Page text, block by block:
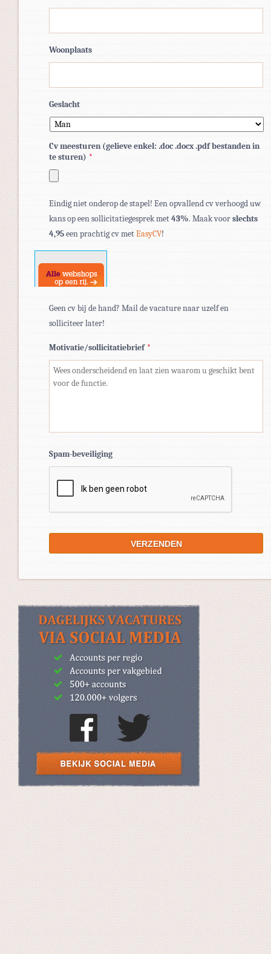
Woonplaats
Geslacht
Cv meesturen (gelieve enkel: .doc .docx .pdf bestanden in
te sturen) *
bestandstypen:
pdf,
doc,
docx.
Eindig niet onderop de stapel! Een opvallend cv verhoogd uw
kans op een sollicitatiegesprek met43%. Maak voorslechts
4,95een prachtig cv metEasyCV!
Geen cv bij de hand? Mail de vacature naar uzelf en
solliciteer later!
Motivatie/sollicitatiebrief *
Spam-beveiliging